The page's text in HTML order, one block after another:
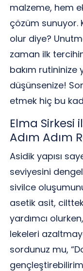
malzeme, hem
çözüm sunuyor.
olur diye?
zaman ilk
bakım rutininize
düşünsenize!
etmek hiç bu
Elma Sirkesi
Adım Adım
Asidik yapısı
seviyesini
sivilce
asetik asit,
yardımcı
lekeleri
sordunuz mu,